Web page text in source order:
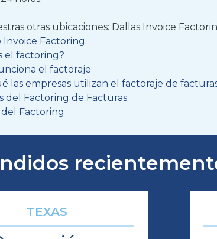
otras ubicaciones: Dallas Invoice
Invoice Factoring
el factoring?
el factoraje
las empresas utilizan el factoraje de
del Factoring de Facturas
del Factoring
TEXAS